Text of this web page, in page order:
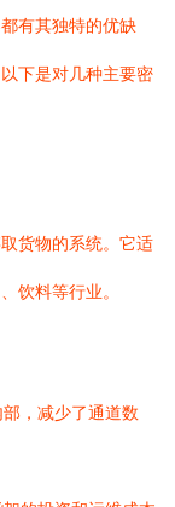
有其独特的优缺
下是对几种主要密
货物的系统。它适
饮料等行业。
，减少了通道数